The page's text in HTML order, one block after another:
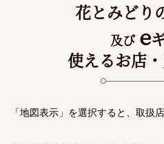
花とみどり
及び e
使えるお店
「地図表示」を選択すると、取扱